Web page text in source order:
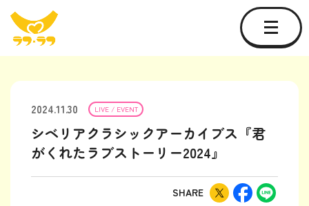
2024.11.30 LIVE / EVENT
シベリアクラシックアーカイブス『君
がくれたラブストーリー2024』
SHARE